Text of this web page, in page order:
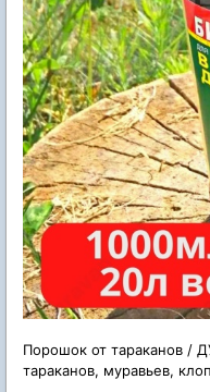
Порошок от тараканов /
тараканов, муравьев,